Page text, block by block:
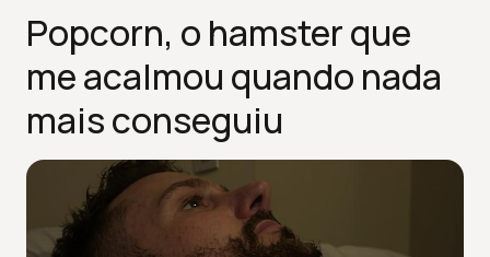
Popcorn, o hamster que
me acalmou quando nada
mais conseguiu